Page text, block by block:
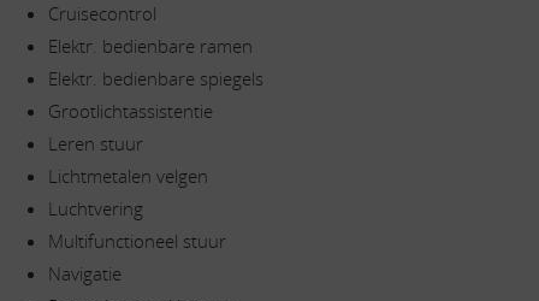
Cruisecontrol
Elektr. bedienbare ramen
Elektr. bedienbare spiegels
Grootlichtassistentie
Leren stuur
Lichtmetalen velgen
Luchtvering
Multifunctioneel stuur
Navigatie